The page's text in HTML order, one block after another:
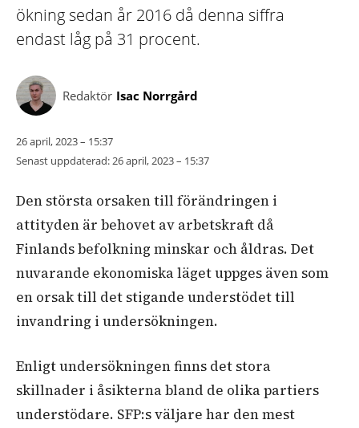
ökning sedan år 2016 då denna siffra
endast låg på 31 procent.
Redaktör Isac Norrgård
26 april, 2023 – 15:37
Senast uppdaterad:26 april, 2023 – 15:37
Den största orsaken till förändringen i
attityden är behovet av arbetskraft då
Finlands befolkning minskar och åldras. Det
nuvarande ekonomiska läget uppges även som
en orsak till det stigande understödet till
invandring i undersökningen.
Enligt undersökningen finns det stora
skillnader i åsikterna bland de olika partiers
understödare. SFP:s väljare har den mest